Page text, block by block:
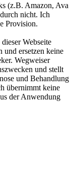
(z.B. Amazon, Ava
nicht. Ich
Provision.
Webseite
und ersetzen keine
Wegweiser
und stellt
und Behandlung
übernimmt keine
der Anwendung